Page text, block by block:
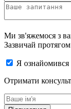
Ми зв'яжемося з
Зазвичай
Я ознайомився
Отримати